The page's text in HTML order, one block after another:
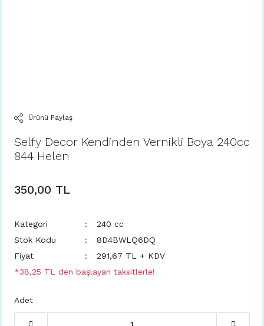
Ürünü Paylaş
Selfy Decor Kendinden Vernikli Boya 240cc
844 Helen
350,00 TL
Kategori
240 cc
Stok Kodu
8D4BWLQ6DQ
Fiyat
291,67 TL + KDV
*38,25 TL den başlayan taksitlerle!
Adet